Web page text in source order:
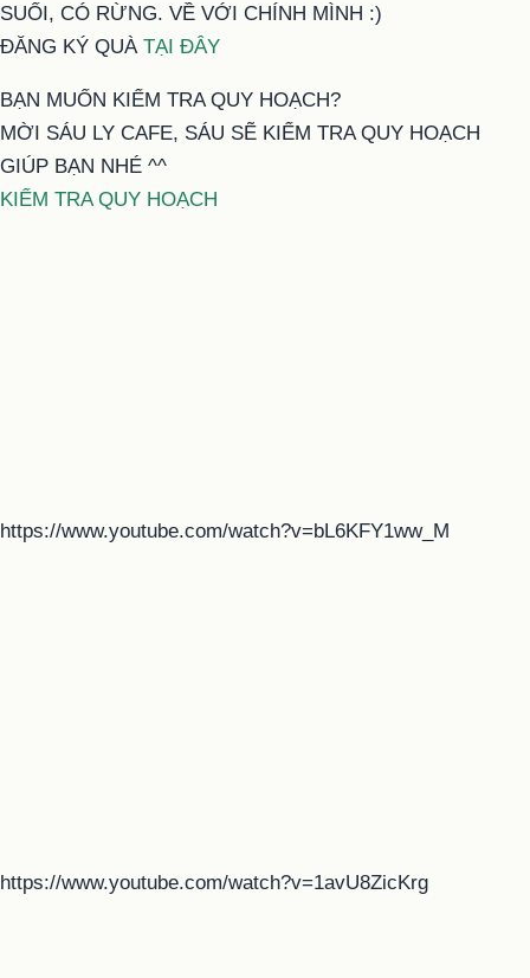
SUỐI, CÓ RỪNG. VỀ VỚI CHÍNH MÌNH :)
ĐĂNG KÝ QUÀ TẠI ĐÂY
BẠN MUỐN KIỂM TRA QUY HOẠCH?
MỜI SÁU LY CAFE, SÁU SẼ KIỂM TRA QUY HOẠCH
GIÚP BẠN NHÉ ^^
KIỂM TRA QUY HOẠCH
https://www.youtube.com/watch?v=bL6KFY1ww_M
https://www.youtube.com/watch?v=1avU8ZicKrg